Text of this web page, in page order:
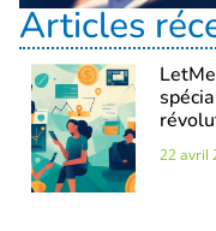
Articles
22 avril